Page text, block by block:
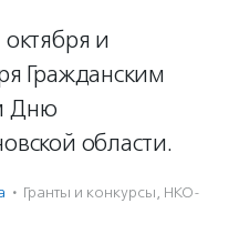
и
Гражданским
Дню
области.
· Гранты и конкурсы, НКО-